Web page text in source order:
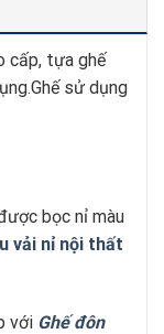
cấp, tựa ghế
sử dụng
bọc nỉ màu
vải nỉ nội thất
với Ghế đôn